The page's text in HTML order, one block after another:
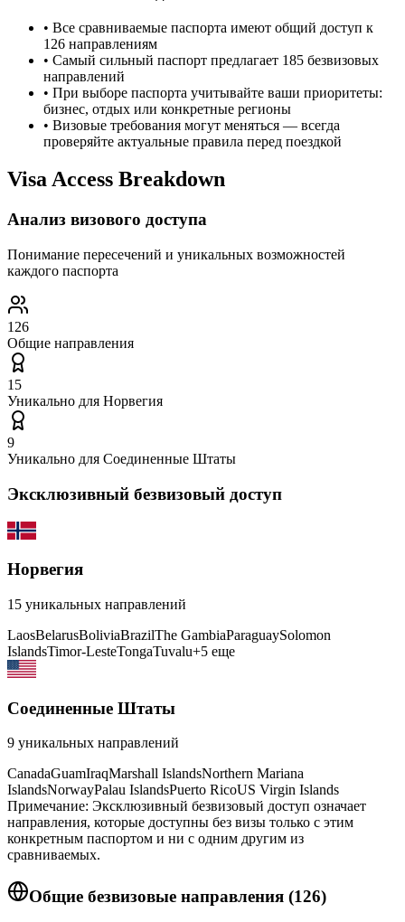
• Все сравниваемые паспорта имеют общий доступ к
126 направлениям
• Самый сильный паспорт предлагает 185 безвизовых
направлений
• При выборе паспорта учитывайте ваши приоритеты:
бизнес, отдых или конкретные регионы
• Визовые требования могут меняться — всегда
проверяйте актуальные правила перед поездкой
Visa Access Breakdown
Анализ визового доступа
Понимание пересечений и уникальных возможностей
каждого паспорта
126
Общие направления
15
Уникально для Норвегия
9
Уникально для Соединенные Штаты
Эксклюзивный безвизовый доступ
Норвегия
15 уникальных направлений
LaosBelarusBoliviaBrazilThe GambiaParaguaySolomon
IslandsTimor-LesteTongaTuvalu+5 еще
Соединенные Штаты
9 уникальных направлений
CanadaGuamIraqMarshall IslandsNorthern Mariana
IslandsNorwayPalau IslandsPuerto RicoUS Virgin Islands
Примечание: Эксклюзивный безвизовый доступ означает
направления, которые доступны без визы только с этим
конкретным паспортом и ни с одним другим из
сравниваемых.
Общие безвизовые направления (126)